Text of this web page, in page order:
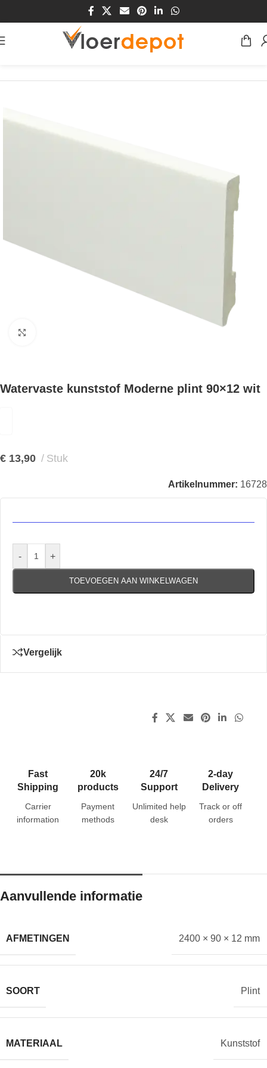
Watervaste kunststof Moderne plint 90×12 wit
€ 13,90 Stuk
Artikelnummer: 16728
- +
TOEVOEGEN AAN WINKELWAGEN
Vergelijk
Fast
Shipping
Carrier
information
20k
products
Payment
methods
24/7
Support
Unlimited help
desk
2-day
Delivery
Track or off
orders
Aanvullende informatie
AFMETINGEN 2400 × 90 × 12 mm
SOORT Plint
MATERIAAL Kunststof